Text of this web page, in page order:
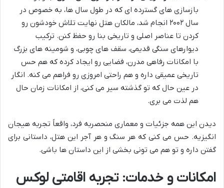
بازسازی های گسترده ای که در طول سال ها، به خصوص در
سال ۲۰۰۲ انجام شد، مالکان هتل نهایت تلاش خودشون رو
کردن تا عناصر اصلی و تاریخی بنا رو حفظ کنن. ترکیب
دیوارهای سنگی قدیمی، سقف های چوبی، و شومینه های بزرگ
با امکانات رفاهی مدرن، فضایی رو ایجاد کرده که هم حس
تاریخی عمیقی داره و هم راحتی امروزی رو فراهم می کنه. انگار
در عین حال که تو گذشته سیر می کنی، از امکانات زمان حال
هم لذت می بری.
دیدن این همه جزئیات و معماری منحصربه فرد، واقعاً تجربه هیجان
انگیزیه. حس می کنی که هر سنگ و هر آجر این هتل، داستانی برای
گفتن داره و تو هم می تونی بخشی از این داستان ها باشی.
امکانات و خدمات: تجربه اقامتی لوکس